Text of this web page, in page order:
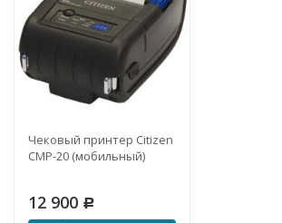
Чековый принтер Citizen
CMP-20 (мобильный)
12 900 Р